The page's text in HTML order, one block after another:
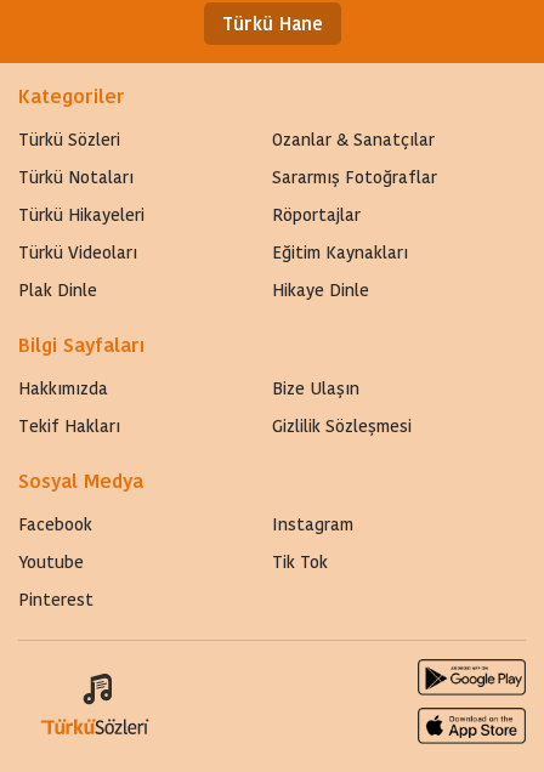
Türkü Hane
Kategoriler
Türkü Sözleri
Ozanlar & Sanatçılar
Türkü Notaları
Sararmış Fotoğraflar
Türkü Hikayeleri
Röportajlar
Türkü Videoları
Eğitim Kaynakları
Plak Dinle
Hikaye Dinle
Bilgi Sayfaları
Hakkımızda
Bize Ulaşın
Tekif Hakları
Gizlilik Sözleşmesi
Sosyal Medya
Facebook
Instagram
Youtube
Tik Tok
Pinterest